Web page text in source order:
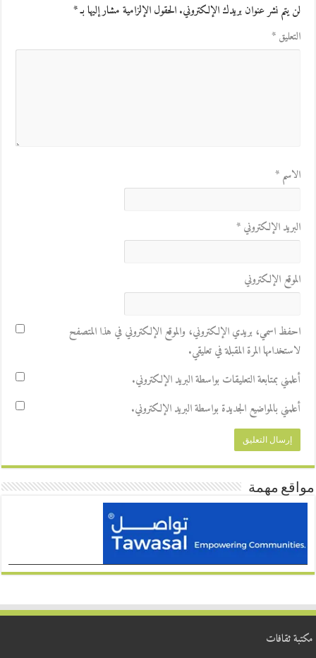
لن يتم نشر عنوان بريدك الإلكتروني.الحقول الإلزامية مشار إليها بـ*
التعليق*
الاسم*
البريد الإلكتروني*
الموقع الإلكتروني
احفظ اسمي، بريدي الإلكتروني، والموقع الإلكتروني في هذا المتصفح
لاستخدامها المرة المقبلة في تعليقي.
أعلمني بمتابعة التعليقات بواسطة البريد الإلكتروني.
أعلمني بالمواضيع الجديدة بواسطة البريد الإلكتروني.
مواقع مهمة
مكتبة ثقافات